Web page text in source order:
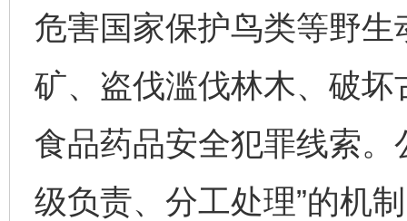
危害国家保护鸟类等野
矿、盗伐滥伐林木、破
食品药品安全犯罪线索。
级负责、分工处理”的机